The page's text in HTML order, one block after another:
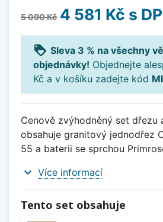
5 090 Kč 4 581 Kč s
loyalty Sleva 3 % na všechny
objednávky! Objednejte
Kč a v košíku zadejte kód
Cenově zvýhodněný set dřezu
obsahuje granitový jednodřez
55 a baterii se sprchou
expand_more Více informací
Tento set obsahuje